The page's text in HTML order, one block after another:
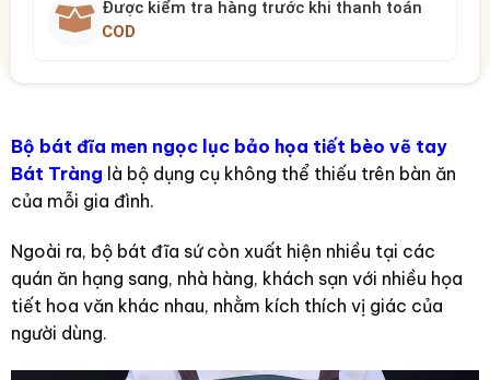
Được kiểm tra hàng trước khi thanh toán
COD
Bộ bát đĩa men ngọc lục bảo họa tiết bèo vẽ tay
Bát Tràng là bộ dụng cụ không thể thiếu trên bàn ăn
của mỗi gia đình.
Ngoài ra, bộ bát đĩa sứ còn xuất hiện nhiều tại các
quán ăn hạng sang, nhà hàng, khách sạn với nhiều họa
tiết hoa văn khác nhau, nhằm kích thích vị giác của
người dùng.